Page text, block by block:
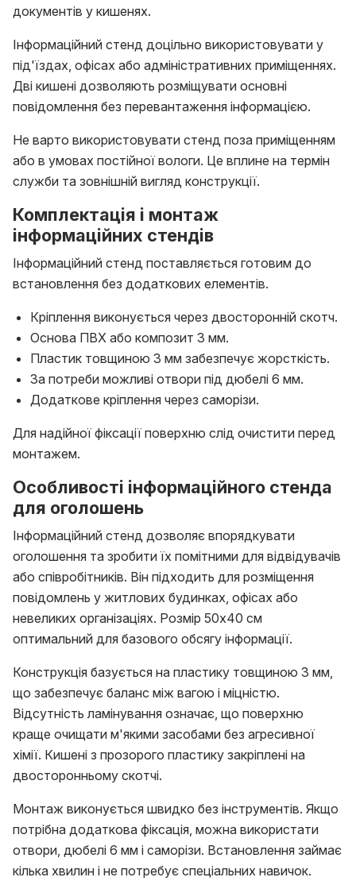
документів у кишенях.
Інформаційний стенд доцільно використовувати у
під'їздах, офісах або адміністративних приміщеннях.
Дві кишені дозволяють розміщувати основні
повідомлення без перевантаження інформацією.
Не варто використовувати стенд поза приміщенням
або в умовах постійної вологи. Це вплине на термін
служби та зовнішній вигляд конструкції.
Комплектація і монтаж
інформаційних стендів
Інформаційний стенд поставляється готовим до
встановлення без додаткових елементів.
Кріплення виконується через двосторонній скотч.
Основа ПВХ або композит 3 мм.
Пластик товщиною 3 мм забезпечує жорсткість.
За потреби можливі отвори під дюбелі 6 мм.
Додаткове кріплення через саморізи.
Для надійної фіксації поверхню слід очистити перед
монтажем.
Особливості інформаційного стенда
для оголошень
Інформаційний стенд дозволяє впорядкувати
оголошення та зробити їх помітними для відвідувачів
або співробітників. Він підходить для розміщення
повідомлень у житлових будинках, офісах або
невеликих організаціях. Розмір 50х40 см
оптимальний для базового обсягу інформації.
Конструкція базується на пластику товщиною 3 мм,
що забезпечує баланс між вагою і міцністю.
Відсутність ламінування означає, що поверхню
краще очищати м'якими засобами без агресивної
хімії. Кишені з прозорого пластику закріплені на
двосторонньому скотчі.
Монтаж виконується швидко без інструментів. Якщо
потрібна додаткова фіксація, можна використати
отвори, дюбелі 6 мм і саморізи. Встановлення займає
кілька хвилин і не потребує спеціальних навичок.